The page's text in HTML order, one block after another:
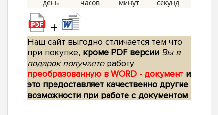
+
Наш сайт выгодно отличается тем что
при покупке, кроме PDF версии Вы в
подарок получаетеработу
преобразованную в WORD - документ и
это предоставляет качественно другие
возможности при работе с документом